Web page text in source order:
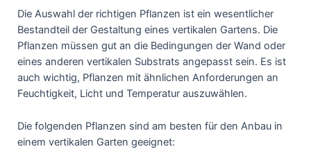
Die Auswahl der richtigen Pflanzen ist ein wesentlicher
Bestandteil der Gestaltung eines vertikalen Gartens. Die
Pflanzen müssen gut an die Bedingungen der Wand oder
eines anderen vertikalen Substrats angepasst sein. Es ist
auch wichtig, Pflanzen mit ähnlichen Anforderungen an
Feuchtigkeit, Licht und Temperatur auszuwählen.
Die folgenden Pflanzen sind am besten für den Anbau in
einem vertikalen Garten geeignet: